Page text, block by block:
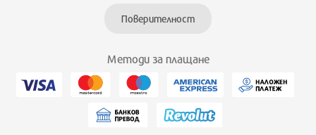
Поверителност
Методи за плащане